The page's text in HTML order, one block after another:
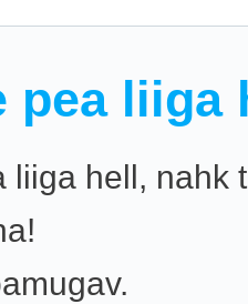
pea liiga
liiga hell, nahk